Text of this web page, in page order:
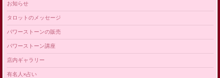
お知らせ
タロットのメッセージ
パワーストーンの販売
パワーストーン講座
店内ギャラリー
有名人×占い